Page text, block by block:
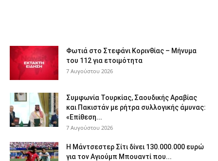
Φωτιά στο Στεφάνι Κορινθίας – Μήνυμα
του 112 για ετοιμότητα
7 Αυγούστου 2026
Συμφωνία Τουρκίας, Σαουδικής Αραβίας
και Πακιστάν με ρήτρα συλλογικής άμυνας:
«Επίθεση...
7 Αυγούστου 2026
Η Μάντσεστερ Σίτι δίνει 130.000.000 ευρώ
για τον Αγιούμπ Μπουαντί που...